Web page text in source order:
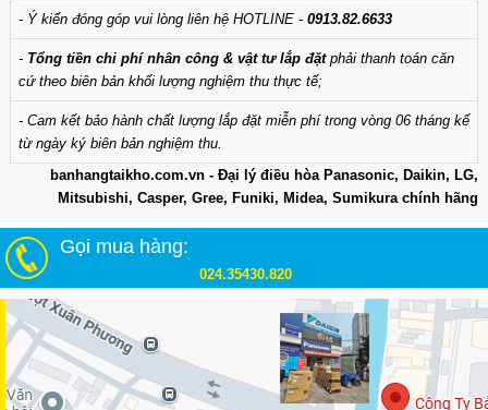
- Ý kiến đóng góp vui lòng liên hệ HOTLINE - 0913.82.6633
- Tổng tiền chi phí nhân công & vật tư lắp đặtphải thanh toán căn
cứ theo biên bản khối lượng nghiệm thu thực tế;
- Cam kết bảo hành chất lượng lắp đặt miễn phí trong vòng 06 tháng kể
từ ngày ký biên bản nghiệm thu.
banhangtaikho.com.vn - Đại lý điều hòa Panasonic, Daikin, LG,
Mitsubishi, Casper, Gree, Funiki, Midea, Sumikura chính hãng
Gọi mua hàng:
024.35430.820